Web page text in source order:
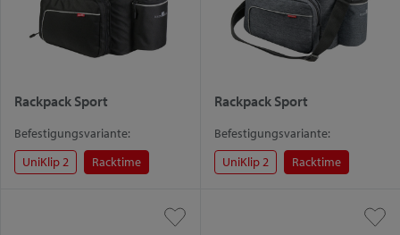
Rackpack Sport
Befestigungsvariante:
UniKlip 2
Racktime
Rackpack Sport
Befestigungsvariante:
UniKlip 2
Racktime